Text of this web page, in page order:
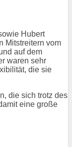
Hubert
Mitstreitern vom
auf dem
waren sehr
die sie
die sich trotz des
eine große